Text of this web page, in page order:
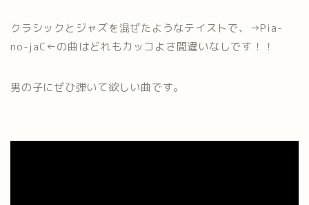
クラシックとジャズを混ぜたようなテイストで、→Pia-
no-jaC←の曲はどれもカッコよさ間違いなしです！！
男の子にぜひ弾いて欲しい曲です。